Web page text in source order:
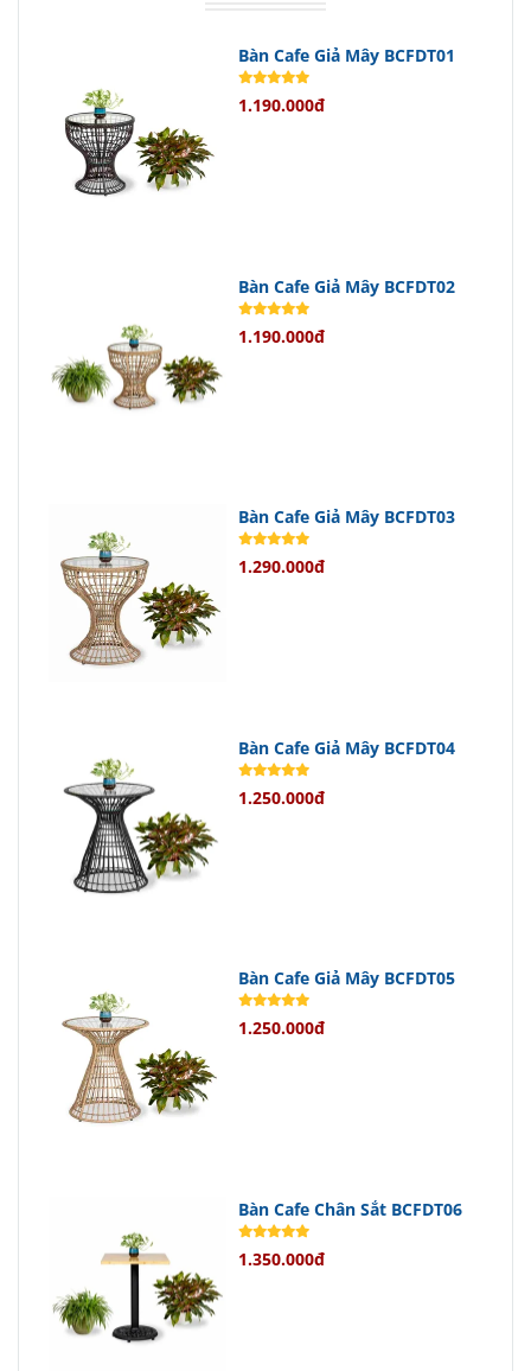
Bàn Cafe Giả Mây BCFDT01
1.190.000đ
Bàn Cafe Giả Mây BCFDT02
1.190.000đ
Bàn Cafe Giả Mây BCFDT03
1.290.000đ
Bàn Cafe Giả Mây BCFDT04
1.250.000đ
Bàn Cafe Giả Mây BCFDT05
1.250.000đ
Bàn Cafe Chân Sắt BCFDT06
1.350.000đ